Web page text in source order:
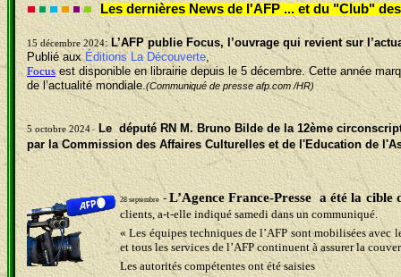
Les dernières News de l'AFP ... et du "Club"
15 décembre 2024:L’AFP publie Focus, l’ouvrage qui revient sur
Publiéaux Éditions La Découverte,
Focusest disponible en librairie depuis le 5 décembre. Cette année
de l’actualité mondiale.(Communiqué de presse afp.com /HR)
5 octobre 2024 - Le député RN M. Bruno Bilde de la 12ème
par laCommission des Affaires Culturelles et de l'Education de
28 septembre - L’Agence France-Presse a été la cible
clients, a-t-elle indiqué samedi dans un communiqué.
« Les équipes techniques de l’AFP sont mobilisées
et tous les services de l’AFP continuent à assurer la
Les autorités compétentes ont été saisies